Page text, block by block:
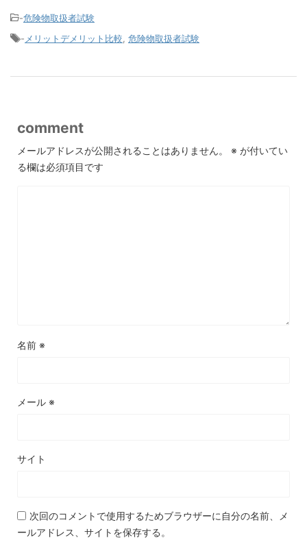
-危険物取扱者試験
- メリットデメリット比較 危険物取扱者試験
comment
メールアドレスが公開されることはありません。 ※ が付いてい
る欄は必須項目です
名前 ※
メール ※
サイト
次回のコメントで使用するためブラウザーに自分の名前、メ
ールアドレス、サイトを保存する。